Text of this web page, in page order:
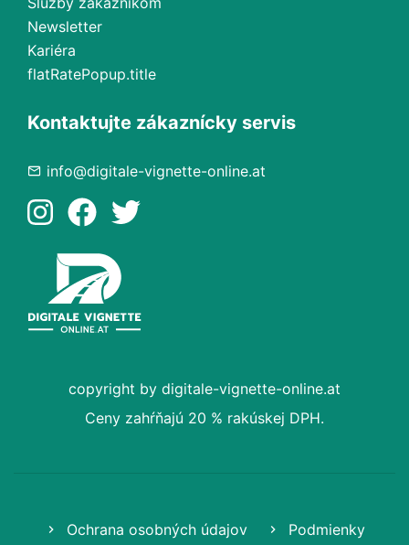
Newsletter
Kariéra
flatRatePopup.title
Kontaktujte zákaznícky servis
info@digitale-vignette-online.at
copyright by digitale-vignette-online.at
Ceny zahŕňajú 20 % rakúskej DPH.
Ochrana osobných údajov
Podmienky